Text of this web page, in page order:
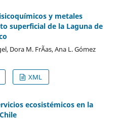
y metales
superficial de la Laguna de
Dora M. FrÃ­as, Ana L. Gómez
XML
ecosistémicos en la